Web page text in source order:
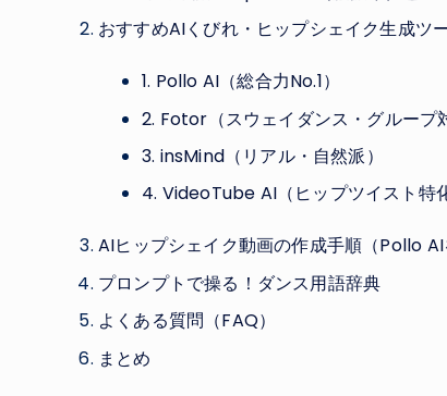
おすすめAIくびれ・ヒップシェイク生成ツ
1. Pollo AI（総合力No.1）
2. Fotor（スウェイダンス・グループ
3. insMind（リアル・自然派）
4. VideoTube AI（ヒップツイスト特化
AIヒップシェイク動画の作成手順（Pollo AI
プロンプトで操る！ダンス用語辞典
よくある質問（FAQ）
まとめ